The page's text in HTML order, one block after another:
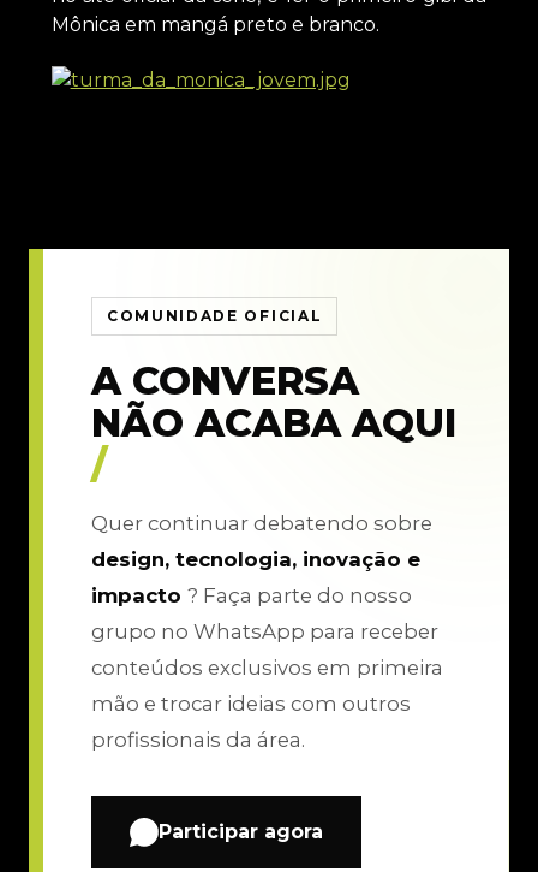
Mônica em mangá preto e branco.
COMUNIDADE OFICIAL
A CONVERSA
NÃO ACABA AQUI
/
Quer continuar debatendo sobre
design, tecnologia, inovação e
impacto ? Faça parte do nosso
grupo no WhatsApp para receber
conteúdos exclusivos em primeira
mão e trocar ideias com outros
profissionais da área.
Participar agora